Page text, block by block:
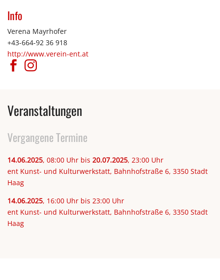
Info
Verena Mayrhofer
+43-664-92 36 918
http://www.verein-ent.at
Veranstaltungen
Vergangene Termine
14.06.2025, 08:00 Uhr bis 20.07.2025, 23:00 Uhr
ent Kunst- und Kulturwerkstatt, Bahnhofstraße 6, 3350 Stadt
Haag
14.06.2025, 16:00 Uhr bis 23:00 Uhr
ent Kunst- und Kulturwerkstatt, Bahnhofstraße 6, 3350 Stadt
Haag